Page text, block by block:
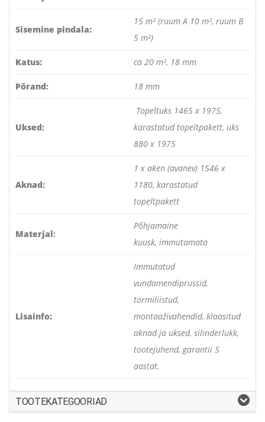
Sisemine pindala:
15 m² (ruum A 10 m², ruum B
5 m²)
Katus: ca 20 m², 18 mm
Põrand: 18 mm
Uksed:
Topeltuks 1465 x 1975,
karastatud topeltpakett, uks
880 x 1975
Aknad:
1 x aken (avanev) 1546 x
1180, karastatud
topeltpakett
Materjal:
Põhjamaine
kuusk, immutamata
Lisainfo:
Immutatud
vundamendiprussid,
tormiliistud,
montaaživahendid, klaasitud
aknad ja uksed, silinderlukk,
tootejuhend, garantii 5
aastat.
TOOTEKATEGOORIAD